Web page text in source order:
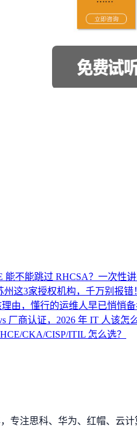
不能跳过 RHCSA？一次性讲
这3家授权机构，千万别报错
由，懂行的运维人早已悄悄备
厂商认证，2026 年 IT 人该怎
CKA/CISP/ITIL 怎么选？
专注思科、华为、红帽、云